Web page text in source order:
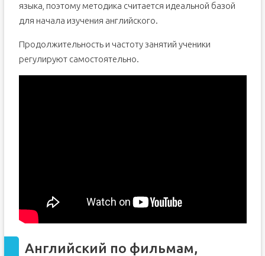
языка, поэтому методика считается идеальной базой
для начала изучения английского.
Продолжительность и частоту занятий ученики
регулируют самостоятельно.
Английский по фильмам,